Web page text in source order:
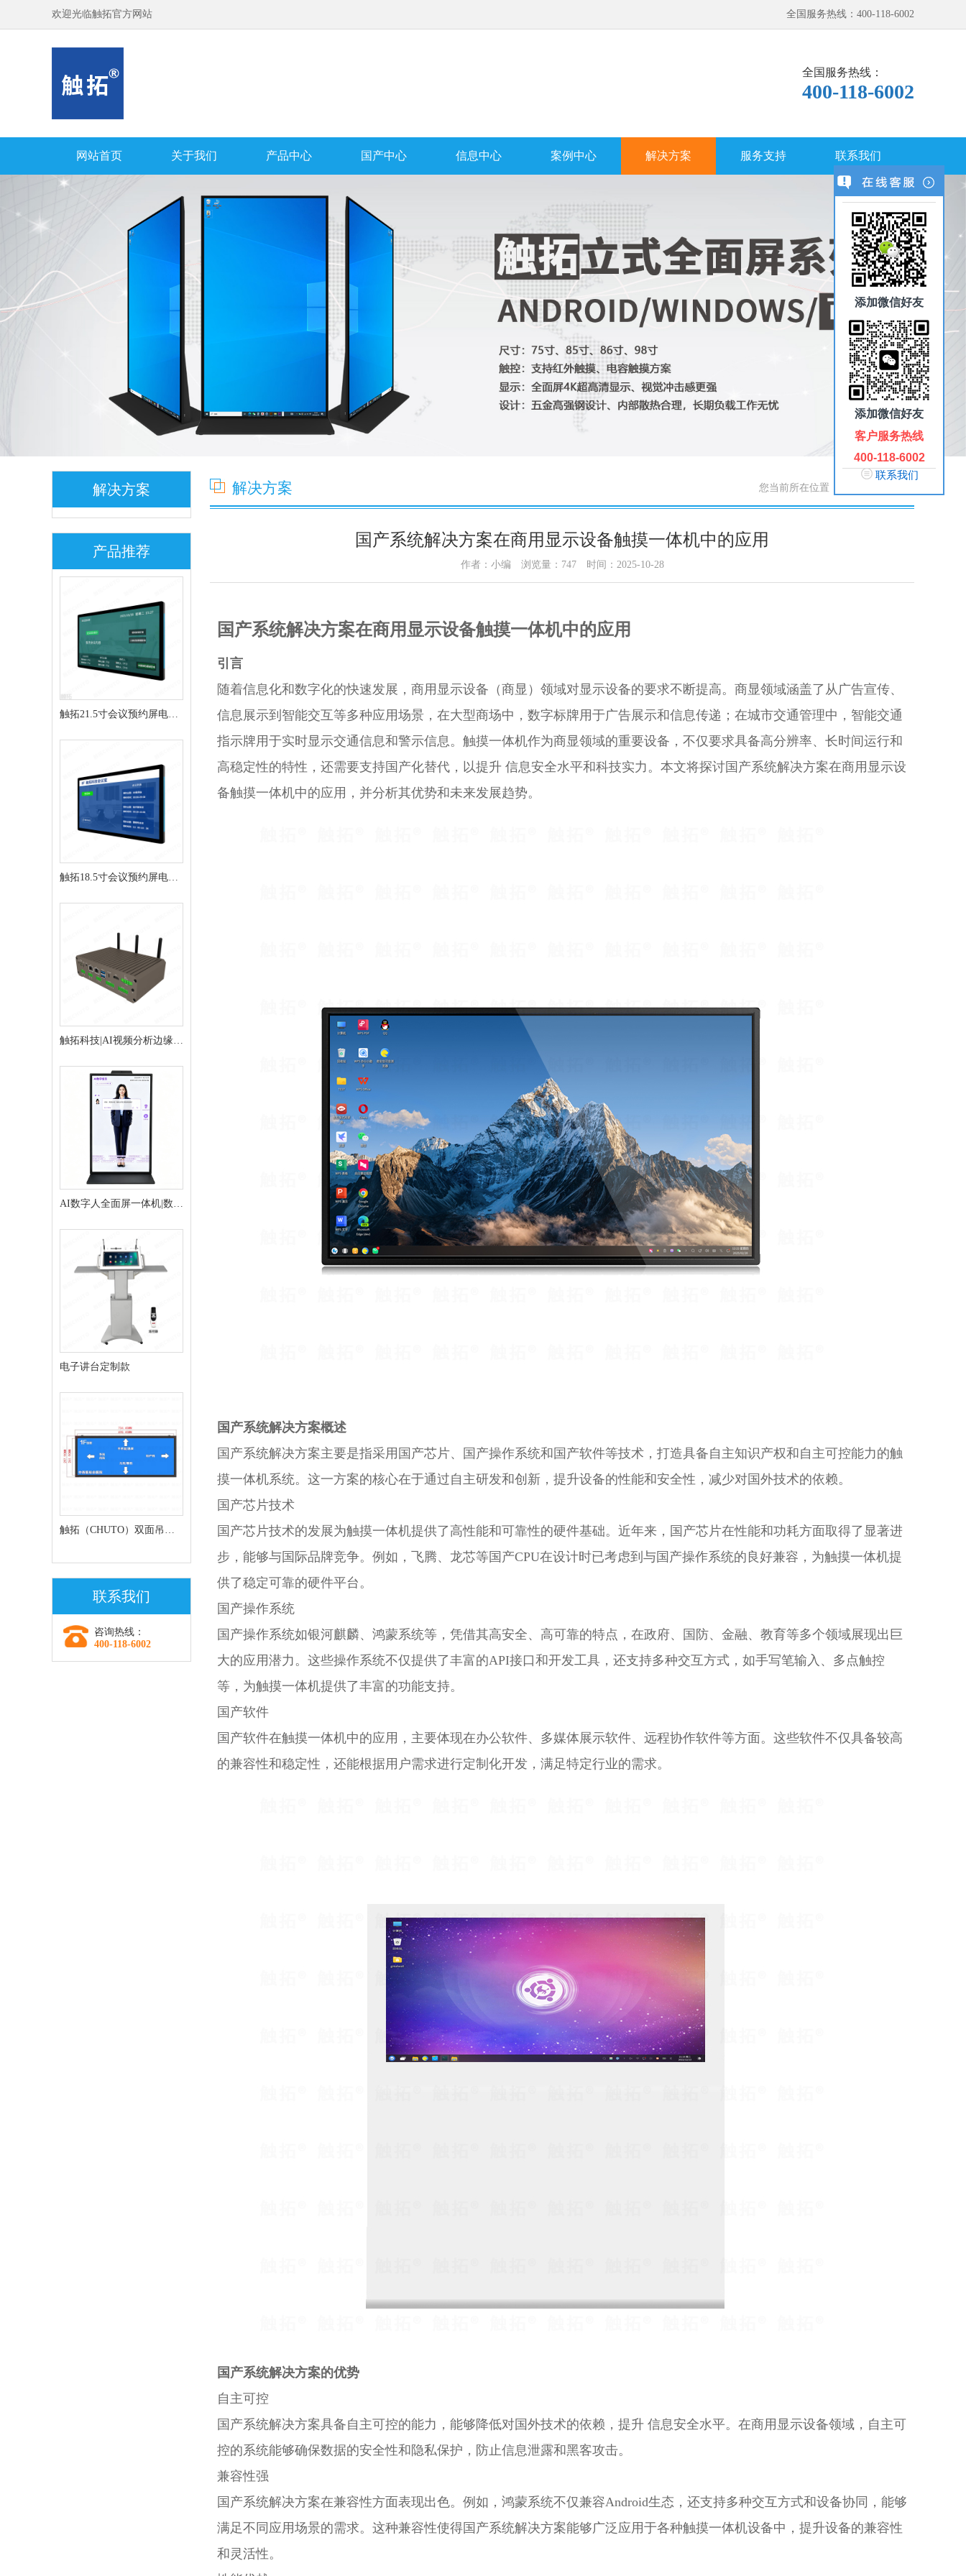
欢迎光临触拓官方网站 全国服务热线：400-118-6002
全国服务热线：
400-118-6002
网站首页 关于我们 产品中心 国产中心 信息中心 案例中心 解决方案 服务支持 联系我们
解决方案
产品推荐
触拓21.5寸会议预约屏电子
门牌CT215H
触拓18.5寸会议预约屏电子
门牌会议门牌
触拓科技|AI视频分析边缘推
理盒
AI数字人全面屏一体机|数字
人交互终端
电子讲台定制款
触拓（CHUTO）双面吊挂
联系我们
咨询热线：
400-118-6002
解决方案 您当前所在位置：
国产系统解决方案在商用显示设备触摸一体机中的应用
作者：小编 浏览量： 747 时间：2025-10-28
国产系统解决方案在商用显示设备触摸一体机中的应用
引言
随着信息化和数字化的快速发展，商用显示设备（商显）领域对显示设备的要求不断提高。商显领域涵盖了从广告宣传、
信息展示到智能交互等多种应用场景，在大型商场中，数字标牌用于广告展示和信息传递；在城市交通管理中，智能交通
指示牌用于实时显示交通信息和警示信息。触摸一体机作为商显领域的重要设备，不仅要求具备高分辨率、长时间运行和
高稳定性的特性，还需要支持国产化替代，以提升 信息安全水平和科技实力。本文将探讨国产系统解决方案在商用显示设
备触摸一体机中的应用，并分析其优势和未来发展趋势。
国产系统解决方案概述
国产系统解决方案主要是指采用国产芯片、国产操作系统和国产软件等技术，打造具备自主知识产权和自主可控能力的触
摸一体机系统。这一方案的核心在于通过自主研发和创新，提升设备的性能和安全性，减少对国外技术的依赖。
国产芯片技术
国产芯片技术的发展为触摸一体机提供了高性能和可靠性的硬件基础。近年来，国产芯片在性能和功耗方面取得了显著进
步，能够与国际品牌竞争。例如，飞腾、龙芯等国产CPU在设计时已考虑到与国产操作系统的良好兼容，为触摸一体机提
供了稳定可靠的硬件平台。
国产操作系统
国产操作系统如银河麒麟、鸿蒙系统等，凭借其高安全、高可靠的特点，在政府、国防、金融、教育等多个领域展现出巨
大的应用潜力。这些操作系统不仅提供了丰富的API接口和开发工具，还支持多种交互方式，如手写笔输入、多点触控
等，为触摸一体机提供了丰富的功能支持。
国产软件
国产软件在触摸一体机中的应用，主要体现在办公软件、多媒体展示软件、远程协作软件等方面。这些软件不仅具备较高
的兼容性和稳定性，还能根据用户需求进行定制化开发，满足特定行业的需求。
国产系统解决方案的优势
自主可控
国产系统解决方案具备自主可控的能力，能够降低对国外技术的依赖，提升 信息安全水平。在商用显示设备领域，自主可
控的系统能够确保数据的安全性和隐私保护，防止信息泄露和黑客攻击。
兼容性强
国产系统解决方案在兼容性方面表现出色。例如，鸿蒙系统不仅兼容Android生态，还支持多种交互方式和设备协同，能够
满足不同应用场景的需求。这种兼容性使得国产系统解决方案能够广泛应用于各种触摸一体机设备中，提升设备的兼容性
和灵活性。
添加微信好友
添加微信好友
客户服务热线
400-118-6002
联系我们